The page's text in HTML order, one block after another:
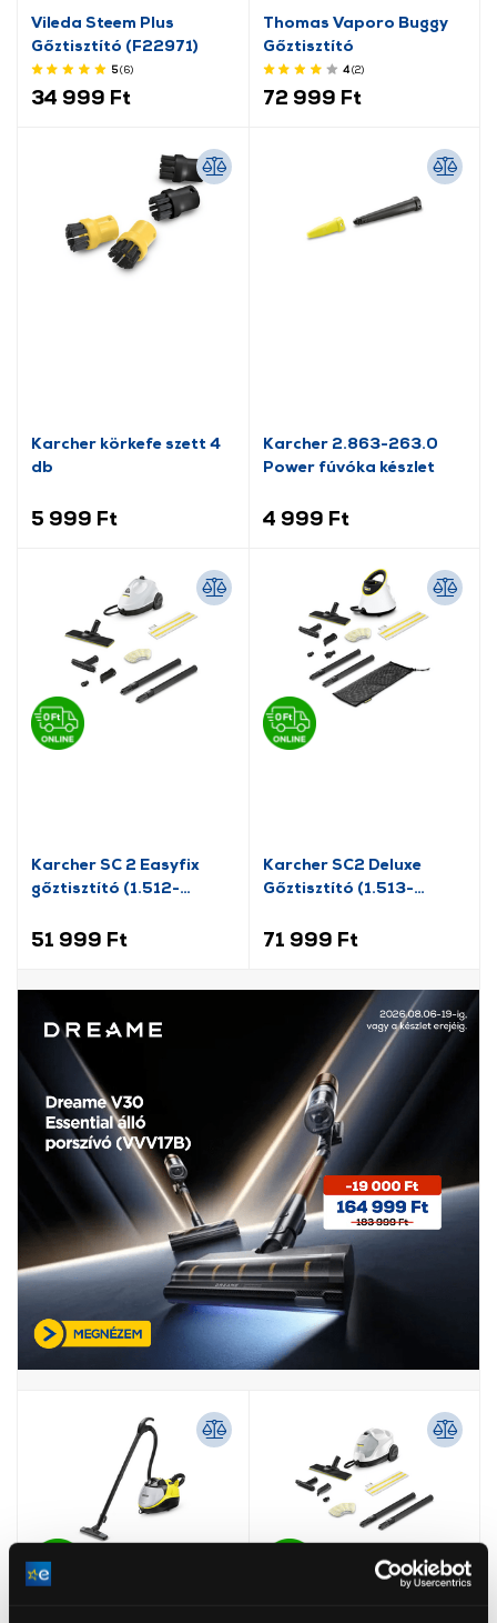
Vileda Steem Plus
Gőztisztító (F22971)
5(6)
34 999 Ft
Thomas Vaporo Buggy
Gőztisztító
4(2)
72 999 Ft
Karcher körkefe szett 4
db
5 999 Ft
Karcher 2.863-263.0
Power fúvóka készlet
4 999 Ft
Karcher SC 2 Easyfix
gőztisztító (1.512-
51 999 Ft
Karcher SC2 Deluxe
Gőztisztító (1.513-
71 999 Ft